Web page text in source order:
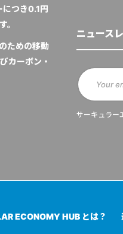
つき0.1円
。
ための移動
カーボン・
ニュース
サーキュラー
ECONOMY HUB とは？